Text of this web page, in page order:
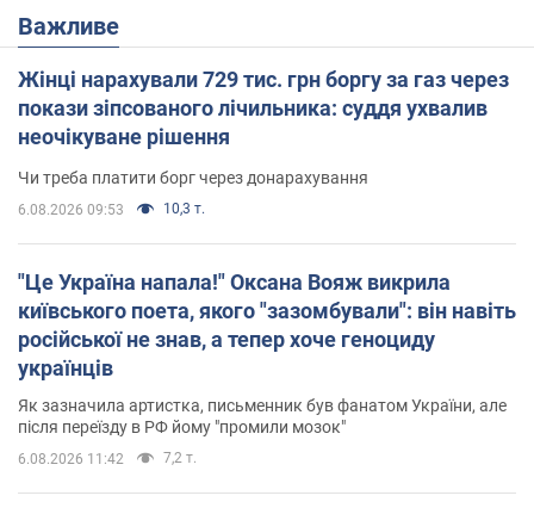
Важливе
Жінці нарахували 729 тис. грн боргу за газ через
покази зіпсованого лічильника: суддя ухвалив
неочікуване рішення
Чи треба платити борг через донарахування
6.08.2026 09:53 10,3 т.
"Це Україна напала!" Оксана Вояж викрила
київського поета, якого "зазомбували": він навіть
російської не знав, а тепер хоче геноциду
українців
Як зазначила артистка, письменник був фанатом України, але
після переїзду в РФ йому "промили мозок"
6.08.2026 11:42 7,2 т.